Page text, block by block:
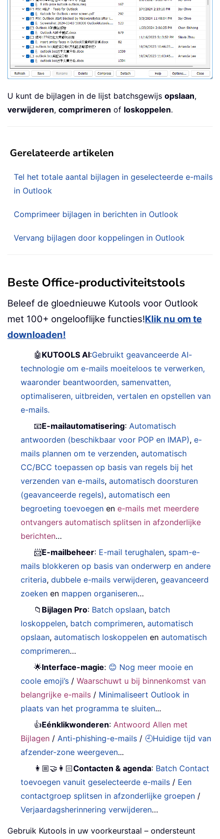
U kunt de bijlagen in de lijst batchsgewijs opslaan,
verwijderen, comprimeren of loskoppelen.
Gerelateerde artikelen
Tel het totale aantal bijlagen in geselecteerde e-mails
in Outlook
Comprimeer bijlagen in berichten in Outlook
Vervang bijlagen door koppelingen in Outlook
Beste Office-productiviteitstools
Beleef de gloednieuwe Kutools voor Outlook
met 100+ ongelooflijke functies!Klik nu om te
downloaden!
🤖 KUTOOLS AI:Gebruikt geavanceerde AI-
technologie om e-mails moeiteloos te verwerken,
waaronder beantwoorden, samenvatten,
optimaliseren, uitbreiden, vertalen en opstellen van
e-mails.
📧E-mailautomatisering:Automatisch
antwoorden (beschikbaar voor POP en IMAP),e-
mails plannen om te verzenden,automatisch
CC/BCC toepassen op basis van regels bij het
verzenden van e-mails,automatisch doorsturen
(geavanceerde regels),automatisch een
begroeting toevoegen ene-mails met meerdere
ontvangers automatisch splitsen in afzonderlijke
berichten…
📨E-mailbeheer: E-mail terughalen, spam-e-
mails blokkeren op basis van onderwerp en andere
criteria,dubbele e-mails verwijderen,geavanceerd
zoeken en mappen organiseren…
📁 Bijlagen Pro: Batch opslaan, batch
loskoppelen, batch comprimeren,automatisch
opslaan,automatisch loskoppelen enautomatisch
comprimeren…
🌟Interface-magie: 😊 Nog meer mooie en
coole emoji’s /Waarschuwt u bij binnenkomst van
belangrijke e-mails / Minimaliseert Outlook in
plaats van het programma te sluiten...
👍Eénklikwonderen:Antwoord Allen met
Bijlagen /Anti-phishing-e-mails / 🕘Huidige tijd van
afzender-zone weergeven...
👩🏼‍🤝‍👩🏻Contacten & agenda: Batch Contact
toevoegen vanuit geselecteerde e-mails / Een
contactgroep splitsen in afzonderlijke groepen /
Verjaardagsherinnering verwijderen…
Gebruik Kutools in uw voorkeurstaal – ondersteunt